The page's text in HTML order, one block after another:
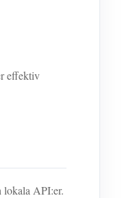
effektiv
API:er.